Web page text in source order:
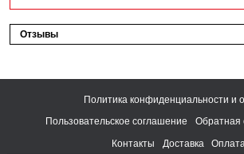
Отзывы
Политика конфиденциальности и
Пользовательское соглашение
Обратная
Контакты
Доставка Оплата